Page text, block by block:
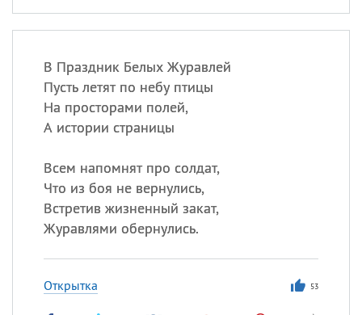
В Праздник Белых Журавлей
Пусть летят по небу птицы
На просторами полей,
А истории страницы
Всем напомнят про солдат,
Что из боя не вернулись,
Встретив жизненный закат,
Журавлями обернулись.
Открытка 53